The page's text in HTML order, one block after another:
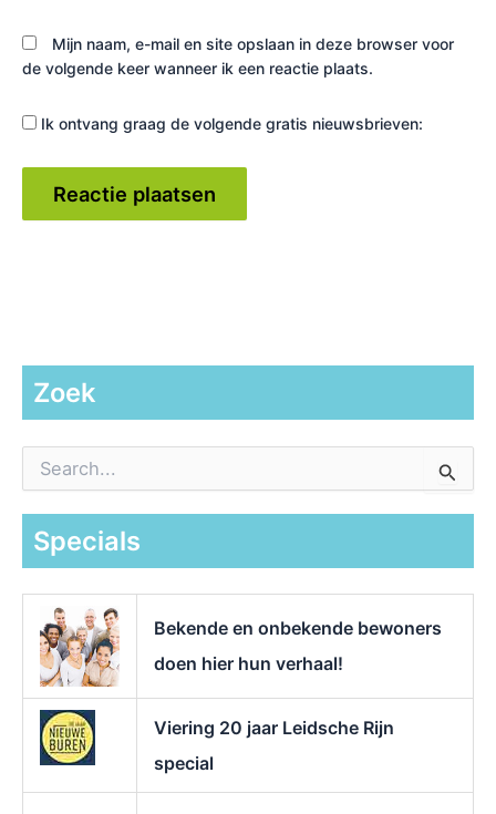
Mijn naam, e-mail en site opslaan in deze browser voor
de volgende keer wanneer ik een reactie plaats.
Ik ontvang graag de volgende gratis nieuwsbrieven:
Zoek
a
Specials
Bekende en onbekende bewoners
doen hier hun verhaal!
Viering 20 jaar Leidsche Rijn
special